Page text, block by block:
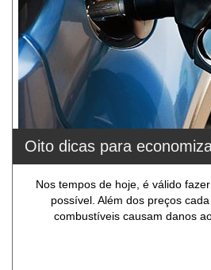
Oito dicas para
Nos tempos de hoje, é válido
possível. Além dos preços
combustíveis causam danos